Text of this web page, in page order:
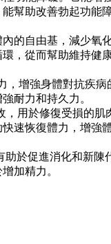
幫助改善勃起功能
的自由基，減少氧
，從而幫助維持健
，增強身體對抗疾病
耐力和持久力。
，用於修復受損的肌
速恢復體力，增強
助於促進消化和新陳
加精力。